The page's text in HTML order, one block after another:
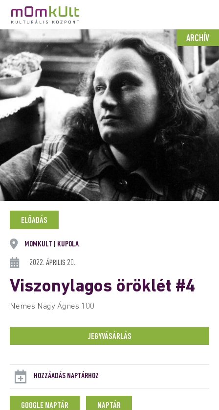
ARCHÍV
ELŐADÁS
MOMKULT KUPOLA
2022. ÁPRILIS 20.
Viszonylagos öröklét #4
Nemes Nagy Ágnes 100
JEGYVÁSÁRLÁS
HOZZÁADÁS NAPTÁRHOZ
GOOGLE NAPTÁR NAPTÁR